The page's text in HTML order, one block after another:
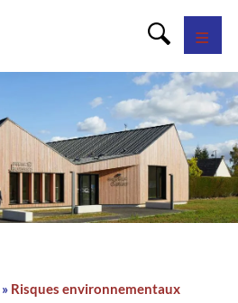
Risques environnementaux